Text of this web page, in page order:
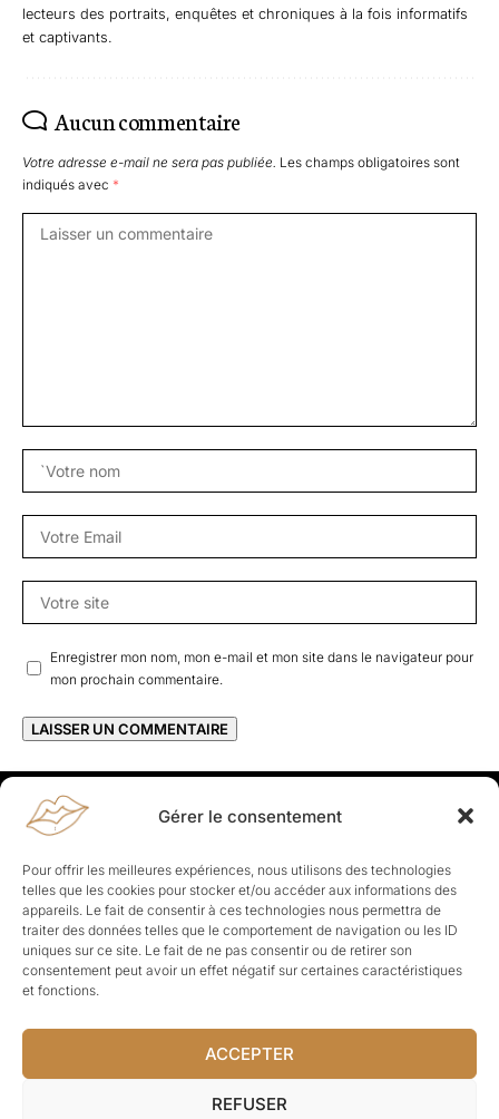
Gérer le consentement
Pour offrir les meilleures expériences, nous utilisons des technologies
telles que les cookies pour stocker et/ou accéder aux informations des
appareils. Le fait de consentir à ces technologies nous permettra de
traiter des données telles que le comportement de navigation ou les ID
uniques sur ce site. Le fait de ne pas consentir ou de retirer son
consentement peut avoir un effet négatif sur certaines caractéristiques
et fonctions.
ACCEPTER
REFUSER
lecteurs des portraits, enquêtes et chroniques à la fois informatifs
et captivants.
Aucun commentaire
Votre adresse e-mail ne sera pas publiée. Les champs obligatoires sont
indiqués avec *
Enregistrer mon nom, mon e-mail et mon site dans le navigateur pour
mon prochain commentaire.
Rapporteuses
À propos de Rapporteuses :Rapporteuses, c’est l’histoire de
Parisiennes, bien dans leurs baskets qui aiment rapporter ce qui leur
cause, leur apporte et leur rapporte !
Les Topics
Société Politique Business Culture
Sport
Lifestyle